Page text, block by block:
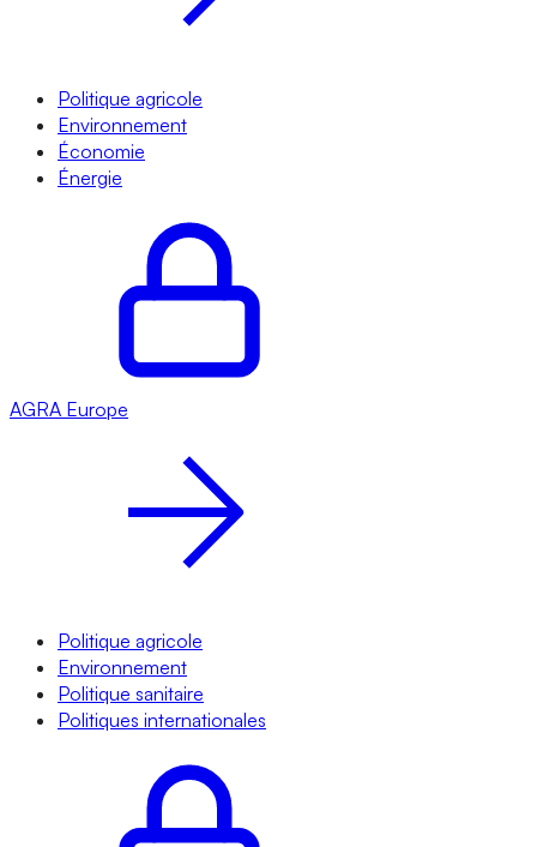
Politique agricole
Environnement
Économie
Énergie
AGRA Europe
Politique agricole
Environnement
Politique sanitaire
Politiques internationales